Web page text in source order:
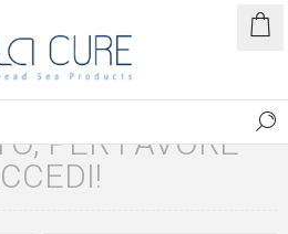
PER FAVORE